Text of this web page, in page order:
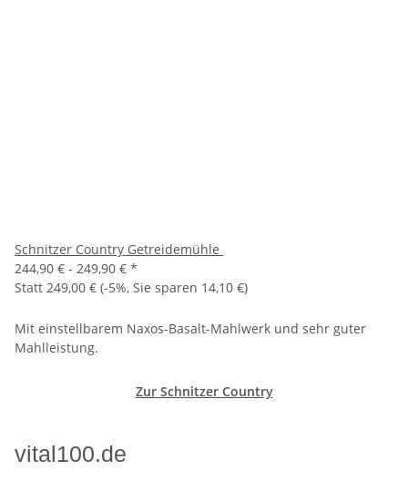
Schnitzer Country Getreidemühle
244,90 € - 249,90 € *
Statt 249,00 € (-5%, Sie sparen 14,10 €)
Mit einstellbarem Naxos-Basalt-Mahlwerk und sehr guter
Mahlleistung.
Zur Schnitzer Country
vital100.de